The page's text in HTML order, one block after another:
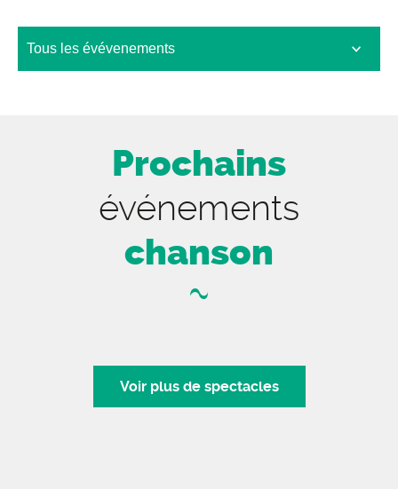
Prochains
événements
chanson
Voir plus de spectacles